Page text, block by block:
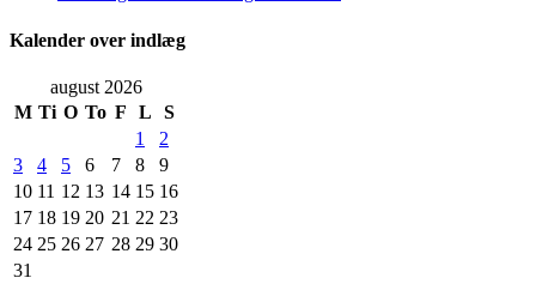
Kalender over indlæg
august 2026
M Ti O To F L
S
1
2
3
4 5 6 7 8
9
10 11 12 13 14 15 16
17 18 19 20 21 22 23
24 25 26 27 28 29 30
31